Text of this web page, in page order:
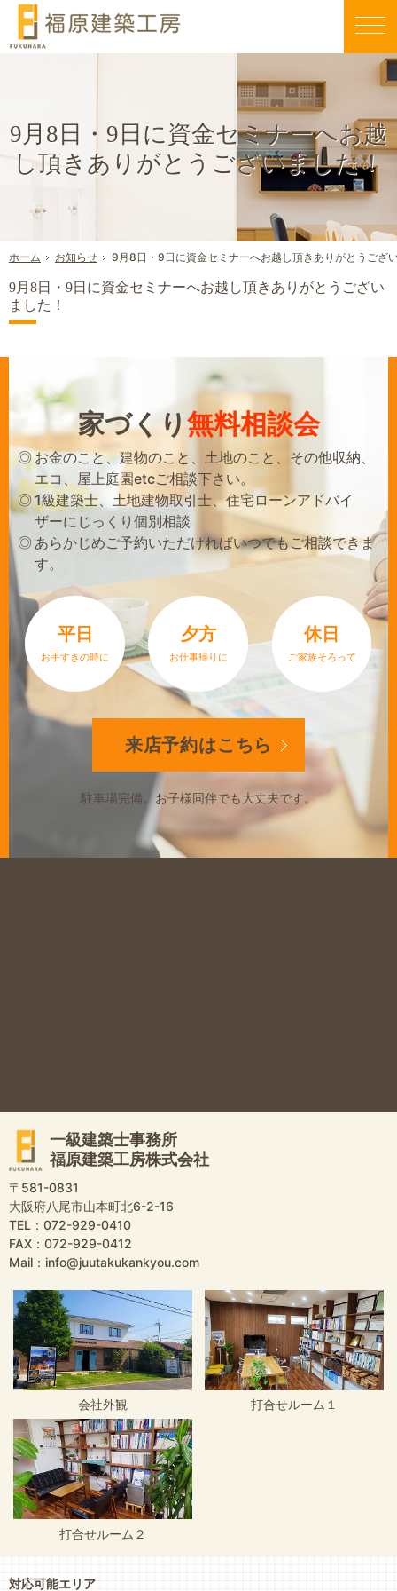
9月8日・9日に資金セミナーへお越
し頂きありがとうございました！
親切丁寧な仕事が評判です。毎日早く帰りたくなる家づくりを行う当社にお任せください。
新築一戸建て・工務店・屋上庭園（大阪八尾市）なら福原建築工房のエコスハウス
ホーム お知らせ 9月8日・9日に資金セミナーへお越し頂きありがとうござ
9月8日・9日に資金セミナーへお越し頂きありがとうござい
ました！
家づくり無料相談会
お金のこと、建物のこと、土地のこと、その他収納、
エコ、屋上庭園etcご相談下さい。
1級建築士、土地建物取引士、住宅ローンアドバイ
ザーにじっくり個別相談
あらかじめご予約いただければいつでもご相談できま
す。
平日
お手すきの時に
夕方
お仕事帰りに
休日
ご家族そろって
来店予約はこちら
駐車場完備。お子様同伴でも大丈夫です。
一級建築士事務所
福原建築工房株式会社
〒581-0831
大阪府八尾市山本町北6-2-16
TEL：072-929-0410
FAX：072-929-0412
Mail：info@juutakukankyou.com
会社外観 打合せルーム１
打合せルーム２
対応可能エリア